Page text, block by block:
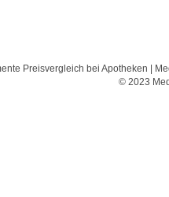
Preisvergleich bei Apotheken |
© 2023